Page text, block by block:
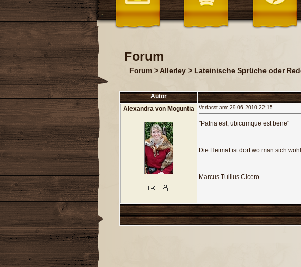
Forum
Forum >Allerley > Lateinische Sprüche oder
Autor
Alexandra von Moguntia
Verfasst am: 29.06.2010 22:15
"Patria est, ubicumque est bene"
Die Heimat ist dort wo man sich
Marcus Tullius Cicero